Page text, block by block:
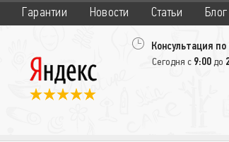
Гарантии Новости Статьи Блог
Консультация
Сегодня с 9:00до